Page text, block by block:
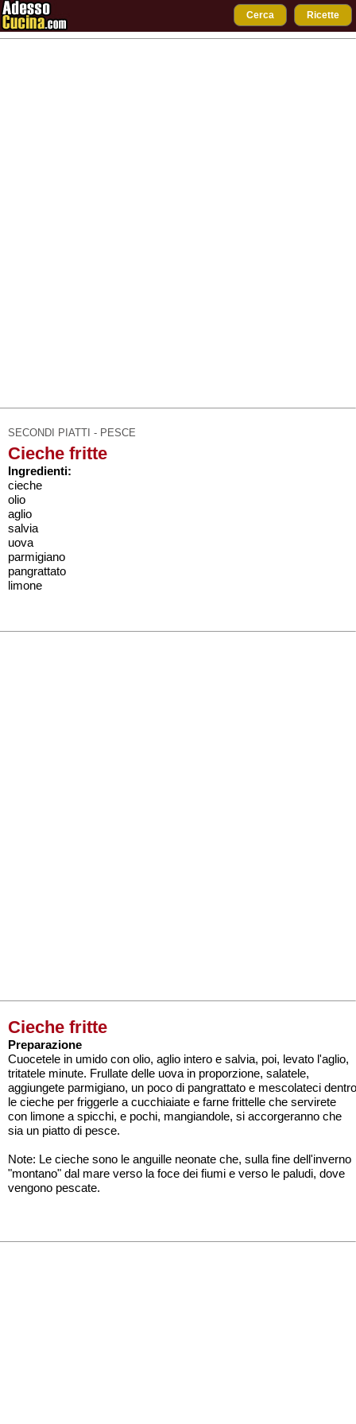
Cerca Ricette
SECONDI PIATTI - PESCE
Cieche fritte
Ingredienti:
cieche
olio
aglio
salvia
uova
parmigiano
pangrattato
limone
Cieche fritte
Preparazione
Cuocetele in umido con olio, aglio intero e salvia, poi, levato l'aglio,
tritatele minute. Frullate delle uova in proporzione, salatele,
aggiungete parmigiano, un poco di pangrattato e mescolateci dentro
le cieche per friggerle a cucchiaiate e farne frittelle che servirete
con limone a spicchi, e pochi, mangiandole, si accorgeranno che
sia un piatto di pesce.
Note: Le cieche sono le anguille neonate che, sulla fine dell'inverno
"montano" dal mare verso la foce dei fiumi e verso le paludi, dove
vengono pescate.